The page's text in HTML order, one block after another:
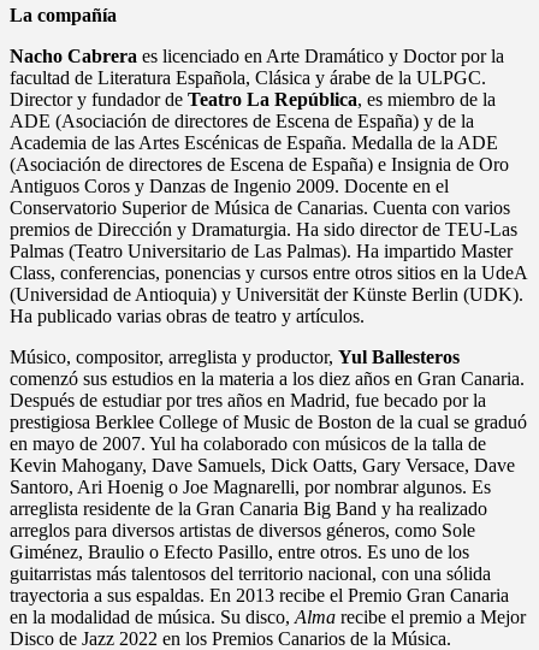
La compañía
Nacho Cabrera es licenciado en Arte Dramático y Doctor por la
facultad de Literatura Española, Clásica y árabe de la ULPGC.
Director y fundador de Teatro La República, es miembro de la
ADE (Asociación de directores de Escena de España) y de la
Academia de las Artes Escénicas de España. Medalla de la ADE
(Asociación de directores de Escena de España) e Insignia de Oro
Antiguos Coros y Danzas de Ingenio 2009. Docente en el
Conservatorio Superior de Música de Canarias. Cuenta con varios
premios de Dirección y Dramaturgia. Ha sido director de TEU-Las
Palmas (Teatro Universitario de Las Palmas). Ha impartido Master
Class, conferencias, ponencias y cursos entre otros sitios en la UdeA
(Universidad de Antioquia) y Universität der Künste Berlin (UDK).
Ha publicado varias obras de teatro y artículos.
Músico, compositor, arreglista y productor, Yul Ballesteros
comenzó sus estudios en la materia a los diez años en Gran Canaria.
Después de estudiar por tres años en Madrid, fue becado por la
prestigiosa Berklee College of Music de Boston de la cual se graduó
en mayo de 2007. Yul ha colaborado con músicos de la talla de
Kevin Mahogany, Dave Samuels, Dick Oatts, Gary Versace, Dave
Santoro, Ari Hoenig o Joe Magnarelli, por nombrar algunos. Es
arreglista residente de la Gran Canaria Big Band y ha realizado
arreglos para diversos artistas de diversos géneros, como Sole
Giménez, Braulio o Efecto Pasillo, entre otros. Es uno de los
guitarristas más talentosos del territorio nacional, con una sólida
trayectoria a sus espaldas. En 2013 recibe el Premio Gran Canaria
en la modalidad de música. Su disco, Alma recibe el premio a Mejor
Disco de Jazz 2022 en los Premios Canarios de la Música.